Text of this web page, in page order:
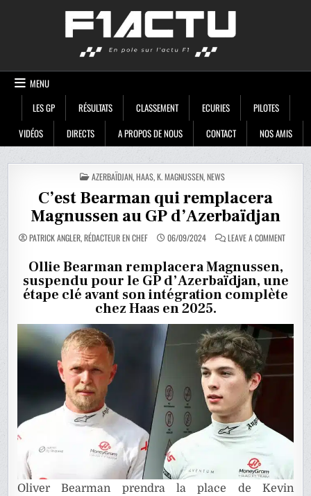
MENU
LES GP
RÉSULTATS CLASSEMENT ECURIES
PILOTES
VIDÉOS
DIRECTS A PROPOS DE NOUS CONTACT NOS AMIS
POSTED
IN
AZERBAÏDJAN,HAAS,K. MAGNUSSEN,NEWS
C’est Bearman qui remplacera
Magnussen au GP d’Azerbaïdjan
PATRICK ANGLER, RÉDACTEUR EN CHEF 06/09/2024 LEAVE A COMMENTON
AU
GP
Ollie Bearman remplacera Magnussen,
suspendu pour le GP d’Azerbaïdjan, une
étape clé avant son intégration complète
chez Haas en 2025.
Oliver Bearman prendra la place de Kevin